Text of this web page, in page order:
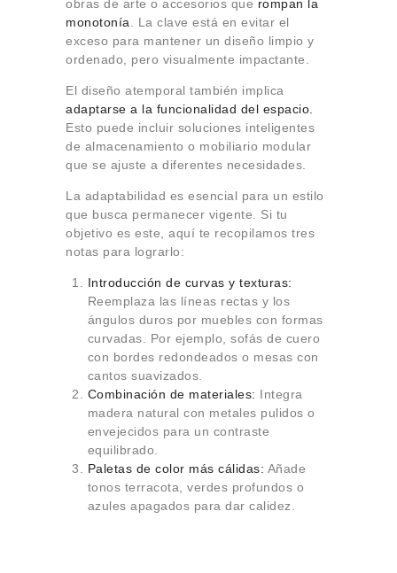
obras de arte o accesorios que rompan la
monotonía . La clave está en evitar el
exceso para mantener un diseño limpio y
ordenado, pero visualmente impactante.
El diseño atemporal también implica
adaptarse a la funcionalidad del espacio.
Esto puede incluir soluciones inteligentes
de almacenamiento o mobiliario modular
que se ajuste a diferentes necesidades.
La adaptabilidad es esencial para un estilo
que busca permanecer vigente. Si tu
objetivo es este, aquí te recopilamos tres
notas para lograrlo:
Introducción de curvas y texturas:
Reemplaza las líneas rectas y los
ángulos duros por muebles con formas
curvadas. Por ejemplo, sofás de cuero
con bordes redondeados o mesas con
cantos suavizados.
Combinación de materiales: Integra
madera natural con metales pulidos o
envejecidos para un contraste
equilibrado.
Paletas de color más cálidas: Añade
tonos terracota, verdes profundos o
azules apagados para dar calidez.